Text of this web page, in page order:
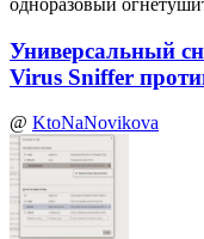
одноразовый
Универсальный
Virus Sniffer
@ KtoNaNovikova